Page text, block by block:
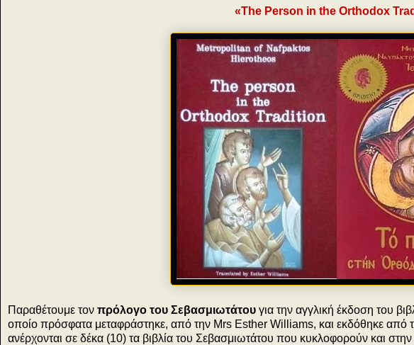
«The Person in the Orthodox
Παραθέτουμε τον πρόλογο του Σεβασμιωτάτου για την αγγλική έκδοση του
οποίο πρόσφατα μεταφράστηκε, από την Mrs Esther Williams, και εκδόθηκε από
ανέρχονται σε δέκα (10) τα βιβλία του Σεβασμιωτάτου που κυκλοφορούν και